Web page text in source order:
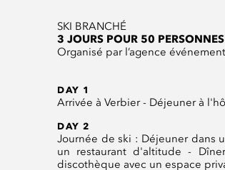
SKI BRANCHÉ
3 JOURS POUR 50 PERSONNES
Organisé par l’agence
DAY 1
Arrivée à Verbier - Déjeuner à
DAY 2
Journée de ski : Déjeuner dans
un restaurant d'altitude -
discothèque avec un espace